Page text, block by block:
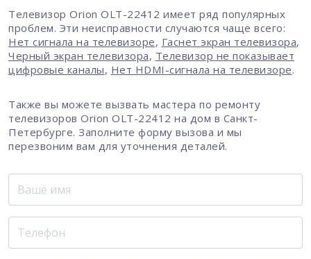
Телевизор Orion OLT-22412 имеет ряд популярных
проблем. Эти неисправности случаются чаще всего:
Нет сигнала на телевизоре, Гаснет экран телевизора,
Черный экран телевизора, Телевизор не показывает
цифровые каналы, Нет HDMI-сигнала на телевизоре.
Также вы можете вызвать мастера по ремонту
телевизоров Orion OLT-22412 на дом в Санкт-
Петербурге. Заполните форму вызова и мы
перезвоним вам для уточнения деталей.